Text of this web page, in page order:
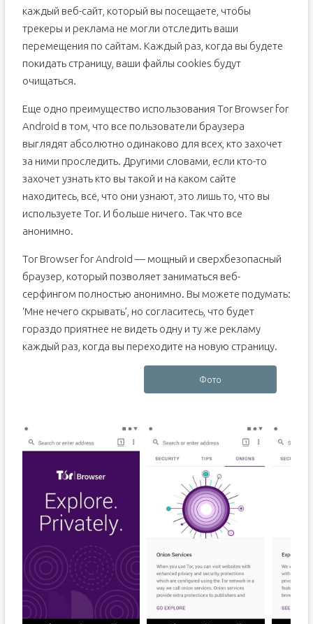
каждый веб-сайт, который вы посещаете, чтобы
трекеры и реклама не могли отследить ваши
перемещения по сайтам. Каждый раз, когда вы будете
покидать страницу, ваши файлы cookies будут
очищаться.
Еще одно преимущество использования Tor Browser for
Android в том, что все пользователи браузера
выглядят абсолютно одинаково для всех, кто захочет
за ними проследить. Другими словами, если кто-то
захочет узнать кто вы такой и на каком сайте
находитесь, всё, что они узнают, это лишь то, что вы
используете Tor. И больше ничего. Так что все
анонимно.
Tor Browser for Android — мощный и сверхбезопасный
браузер, который позволяет заниматься веб-
серфингом полностью анонимно. Вы можете подумать:
‘Мне нечего скрывать’, но согласитесь, что будет
гораздо приятнее не видеть одну и ту же рекламу
каждый раз, когда вы переходите на новую страницу.
Фото